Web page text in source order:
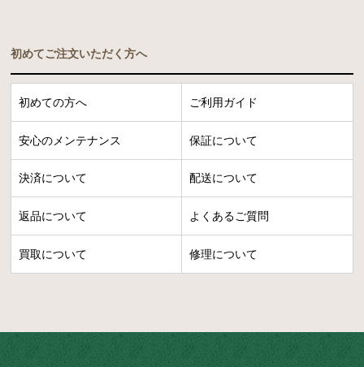
初めてご注文いただく方へ
初めての方へ ご利用ガイド
安心のメンテナンス 保証について
決済について 配送について
返品について よくあるご質問
買取について 修理について